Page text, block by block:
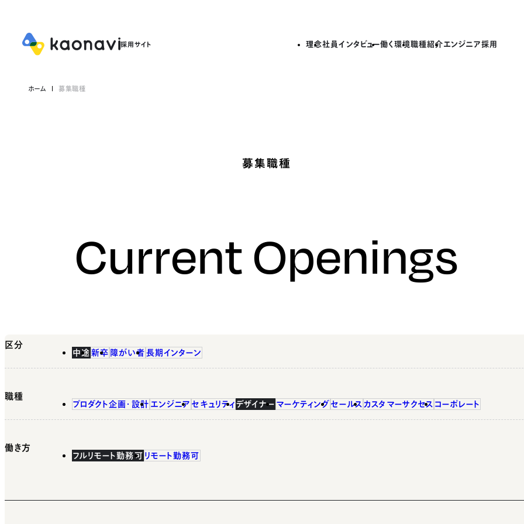
理念社員インタビュー働く環境職種紹介エンジニア採用
ホーム 募集職種
募集職種
Current Openings
区分
中途 新卒 障がい者 長期インターン
職種
プロダクト企画・設計 エンジニア セキュリティ デザイナー マーケティング セールス カスタマーサクセス コーポレート
働き方
フルリモート勤務可 リモート勤務可